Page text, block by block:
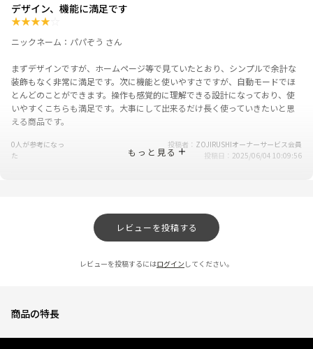
デザイン、機能に満足です
★★★★
ニックネーム：パパぞう さん
まずデザインですが、ホームページ等で見ていたとおり、シンプルで余計な
装飾もなく非常に満足です。次に機能と使いやすさですが、自動モードでほ
とんどのことができます。操作も感覚的に理解できる設計になっており、使
いやすくこちらも満足です。大事にして出来るだけ長く使っていきたいと思
える商品です。
0人が参考になっ
た
投稿者
ZOJIRUSHIオーナーサービス会員
投稿日
2025/06/04 10:09:56
ニックネーム：LUNA さん
にもなり、最高のオーブンレンジです！
とても静か！
もっと見る
レビューを投稿する
レビューを投稿するにはログイン してください。
商品の特長